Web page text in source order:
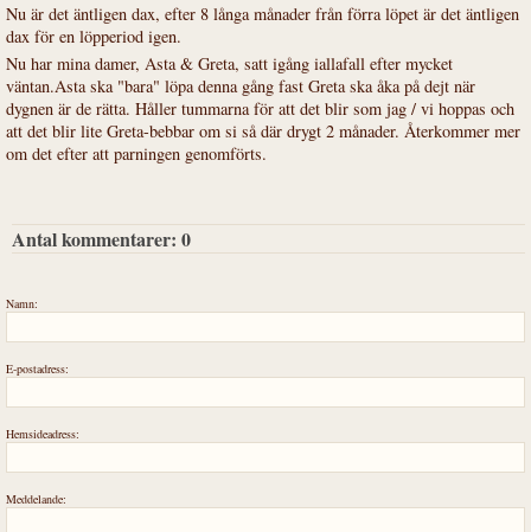
Nu är det äntligen dax, efter 8 långa månader från förra löpet är det äntligen
dax för en löpperiod igen.
Nu har mina damer, Asta & Greta, satt igång iallafall efter mycket
väntan.Asta ska "bara" löpa denna gång fast Greta ska åka på dejt när
dygnen är de rätta. Håller tummarna för att det blir som jag / vi hoppas och
att det blir lite Greta-bebbar om si så där drygt 2 månader. Återkommer mer
om det efter att parningen genomförts.
Antal kommentarer: 0
Namn:
E-postadress:
Hemsideadress:
Meddelande: